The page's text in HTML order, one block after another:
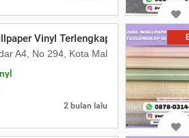
Vinyl Terlengkap Malang
A4, No 294, Kota Malang
2 bulan lalu